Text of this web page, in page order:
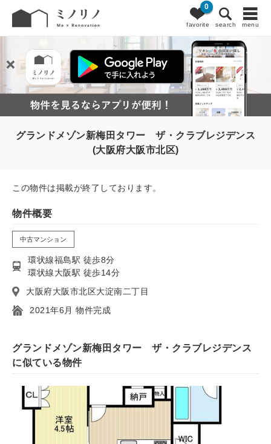
favorite
0
search menu
グランドメゾン新梅田タワー ザ・クラブレジデンス
(大阪府大阪市北区)
この物件は掲載が終了しております。
物件概要
中古マンション
環状線福島駅 徒歩8分
環状線大阪駅 徒歩14分
大阪府大阪市北区大淀南二丁目
2021年6月 物件完成
グランドメゾン新梅田タワー ザ・クラブレジデンス
に似ている物件